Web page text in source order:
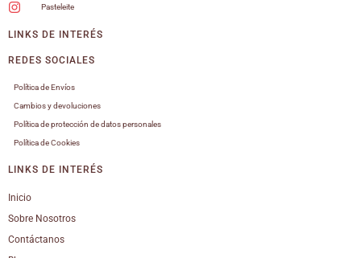
Pasteleite
LINKS DE INTERÉS
REDES SOCIALES
Política de Envíos
Cambios y devoluciones
Política de protección de datos personales
Política de Cookies
LINKS DE INTERÉS
Inicio
Sobre Nosotros
Contáctanos